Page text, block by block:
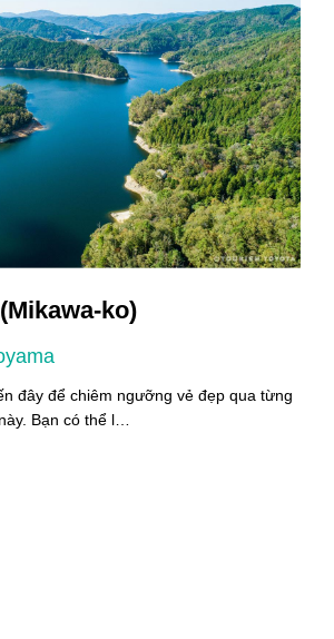
ko)
đây để chiêm ngưỡng vẻ đẹp qua từng
Bạn có thể l…